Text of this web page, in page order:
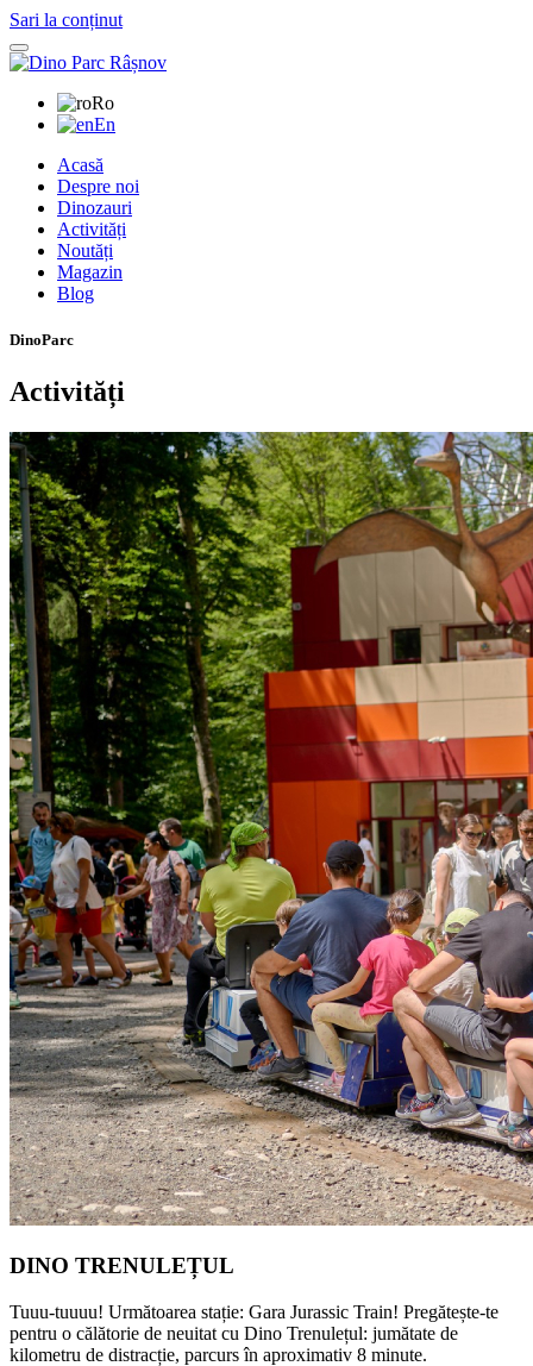
Sari la conținut
Ro
En
Acasă
Despre noi
Dinozauri
Activități
Noutăți
Magazin
Blog
DinoParc
Activități
DINO TRENULEȚUL
Tuuu-tuuuu! Următoarea stație: Gara Jurassic Train! Pregătește-te
pentru o călătorie de neuitat cu Dino Trenulețul: jumătate de
kilometru de distracție, parcurs în aproximativ 8 minute.